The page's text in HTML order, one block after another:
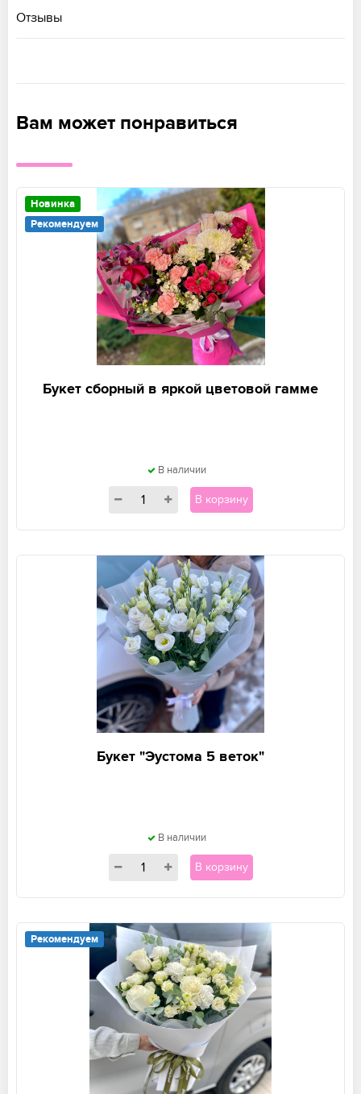
Отзывы
Вам может понравиться
Новинка
Рекомендуем
Букет сборный в яркой цветовой гамме
В наличии
В корзину
Букет "Эустома 5 веток"
В наличии
В корзину
Рекомендуем